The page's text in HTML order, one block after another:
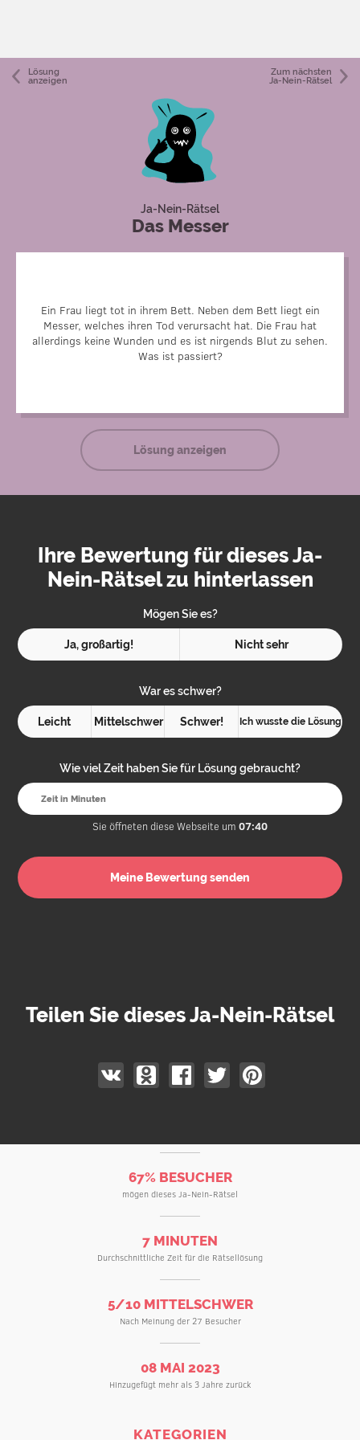
Lösung
anzeigen
Zum nächsten
Ja-Nein-Rätsel
Ja-Nein-Rätsel
Das Messer
Ein Frau liegt tot in ihrem Bett. Neben dem Bett liegt ein
Messer, welches ihren Tod verursacht hat. Die Frau hat
allerdings keine Wunden und es ist nirgends Blut zu sehen.
Was ist passiert?
sie eingeschlafen war ins Zimmer und hat mit Hilfe des
Messers ein Loch in ihr Wasserbett geschnitten. Das
Wasser wurde von der Auffangwanne, die Wasserschäden
vermeiden soll, aufgefangen und die Frau ist in dem
Lösung anzeigen
Ihre Bewertung für dieses Ja-
Nein-Rätsel zu hinterlassen
Mögen Sie es?
Ja, großartig! Nicht sehr
War es schwer?
Leicht Mittelschwer Schwer! Ich wusste die Lösung
Wie viel Zeit haben Sie für Lösung gebraucht?
Sie öffneten diese Webseite um 07:40
Teilen Sie dieses Ja-Nein-Rätsel
67% BESUCHER
mögen dieses Ja-Nein-Rätsel
7 MINUTEN
Durchschnittliche Zeit für die Rätsellösung
5/10 MITTELSCHWER
Nach Meinung der 27 Besucher
08 MAI 2023
Hinzugefügt mehr als 3 Jahre zurück
KATEGORIEN